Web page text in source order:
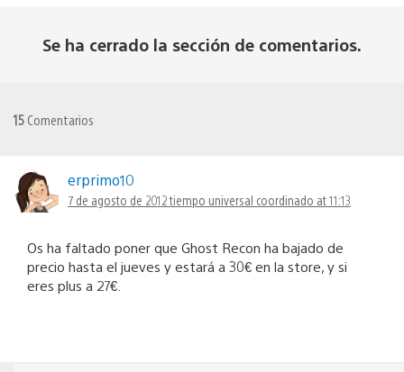
Se ha cerrado la sección de comentarios.
15 Comentarios
erprimo10
7 de agosto de 2012 tiempo universal coordinado at 11:13
Os ha faltado poner que Ghost Recon ha bajado de
precio hasta el jueves y estará a 30€ en la store, y si
eres plus a 27€.